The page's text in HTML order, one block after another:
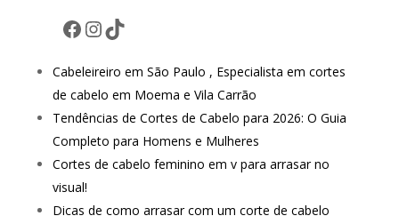
Facebook
Instagram
TikTok
Cabeleireiro em São Paulo , Especialista em cortes
de cabelo em Moema e Vila Carrão
Tendências de Cortes de Cabelo para 2026: O Guia
Completo para Homens e Mulheres
Cortes de cabelo feminino em v para arrasar no
visual!
Dicas de como arrasar com um corte de cabelo